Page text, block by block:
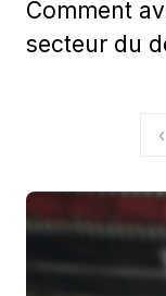
Comment
secteur du
publications
‹